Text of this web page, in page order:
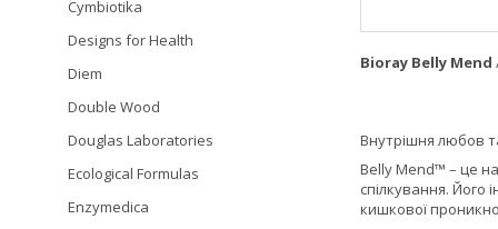
Bioray Belly Mend
Внутрішня любов
Belly Mend™ – це
спілкування.
кишкової
Cymbiotika
Designs for Health
Diem
Double Wood
Douglas Laboratories
Ecological Formulas
Enzymedica